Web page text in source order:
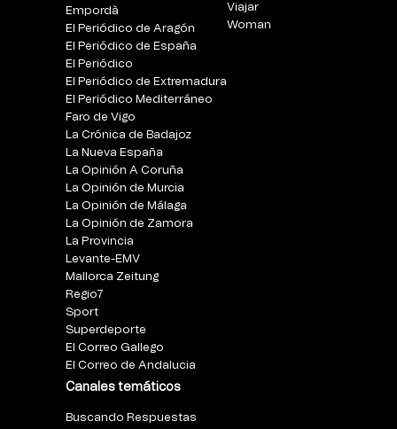
Empordà
El Periódico de Aragón
El Periódico de España
El Periódico
El Periódico de Extremadura
El Periódico Mediterráneo
Faro de Vigo
La Crónica de Badajoz
La Nueva España
La Opinión A Coruña
La Opinión de Murcia
La Opinión de Málaga
La Opinión de Zamora
La Provincia
Levante-EMV
Mallorca Zeitung
Regio7
Sport
Superdeporte
El Correo Gallego
El Correo de Andalucia
Canales temáticos
Buscando Respuestas
Viajar
Woman